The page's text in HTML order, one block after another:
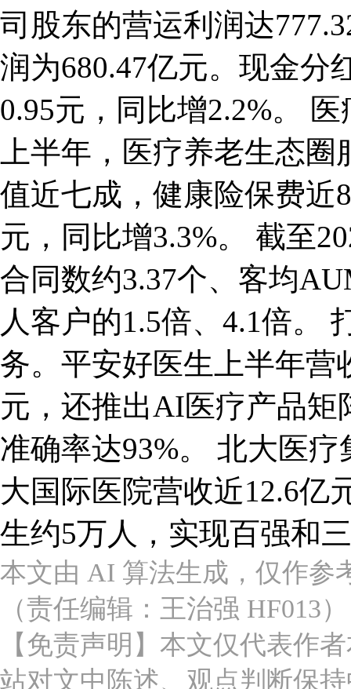
司股东的营运利润达
润为680.47亿元。现金分
0.95元，同比增2.2%。
上半年，医疗养老生态
值近七成，健康险保费近
元，同比增3.3%。 截至
合同数约3.37个、客均
人客户的1.5倍、4.1倍。
务。平安好医生上半年营
元，还推出AI医疗产品
准确率达93%。 北大医
大国际医院营收近12.6亿
生约5万人，实现百强和
本文由 AI 算法生成，仅作参
（责任编辑：王治强 HF013）
【免责声明】本文仅代表作
站对文中陈述、观点判断保